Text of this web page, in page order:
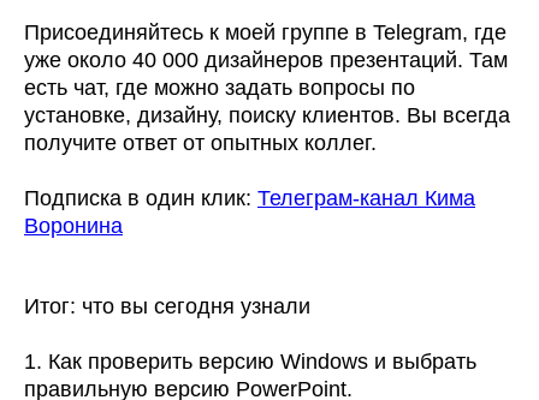
Присоединяйтесь к моей группе в Telegram, где
уже около 40 000 дизайнеров презентаций. Там
есть чат, где можно задать вопросы по
установке, дизайну, поиску клиентов. Вы всегда
получите ответ от опытных коллег.
Подписка в один клик: Телеграм-канал Кима
Воронина
Итог: что вы сегодня узнали
1. Как проверить версию Windows и выбрать
правильную версию PowerPoint.
Политика
обработки
персональных
данных
Сведения
образовательной
образовательной
деятельности
Интенсив
слайды-
минимализм
инфографика
Интенсив
дизайна 2026»